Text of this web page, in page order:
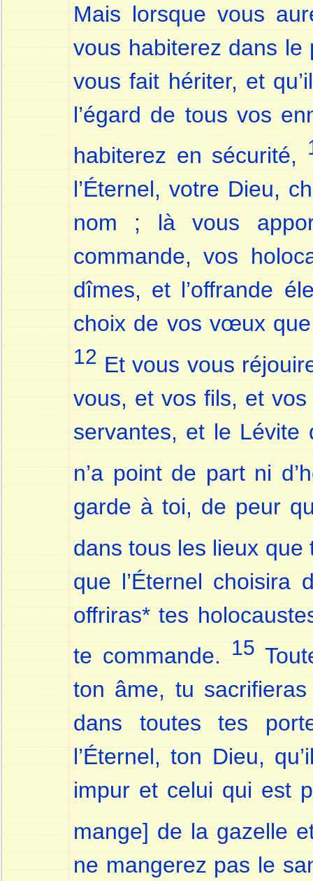
Mais lorsque vous
vous habiterez dans le
vous fait hériter, et
l’égard de tous vos
habiterez en sécurité,
l’Éternel, votre Dieu,
nom ; là vous
commande, vos
dîmes, et l’offrande
choix de vos vœux
12 Et vous vous
vous, et vos fils, et
servantes, et le
n’a point de part ni
garde à toi, de peur
dans tous les lieux
que l’Éternel choisira
offriras* tes
te commande. 15
ton âme, tu
dans toutes tes
l’Éternel, ton Dieu,
impur et celui qui est
mange] de la gazelle
ne mangerez pas le